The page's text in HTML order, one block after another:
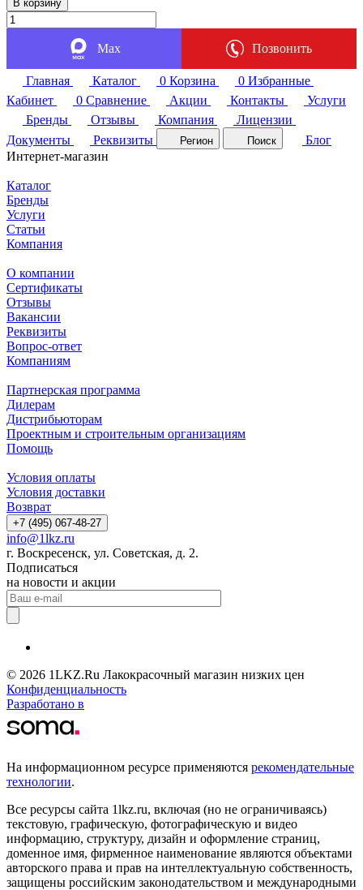
В корзину
Max Позвонить
Главная Каталог 0 Корзина 0 Избранные
Кабинет
0 Сравнение Акции Контакты
Услуги
Бренды
Отзывы Компания
Лицензии
Документы
Реквизиты Регион Поиск
Блог
Интернет-магазин
Каталог
Бренды
Услуги
Статьи
Компания
О компании
Сертификаты
Отзывы
Вакансии
Реквизиты
Вопрос-ответ
Компаниям
Партнерская программа
Дилерам
Дистрибьюторам
Проектным и строительным организациям
Помощь
Условия оплаты
Условия доставки
Возврат
+7 (495) 067-48-27
info@1lkz.ru
г. Воскресенск, ул. Советская, д. 2.
Подписаться
на новости и акции
© 2026 1LKZ.Ru Лакокрасочный магазин низких цен
Конфиденциальность
Разработано в
На информационном ресурсе применяются рекомендательные
технологии.
Все ресурсы сайта 1lkz.ru, включая (но не ограничиваясь)
текстовую, графическую, фотографическую и видео
информацию, структуру, дизайн и оформление страниц,
доменное имя, фирменное наименование являются объектами
авторского права и прав на интеллектуальную собственность,
защищены российским законодательством и международными